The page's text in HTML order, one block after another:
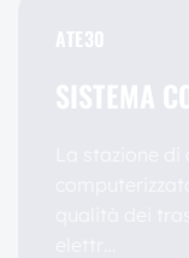
ATE30
SISTEMA